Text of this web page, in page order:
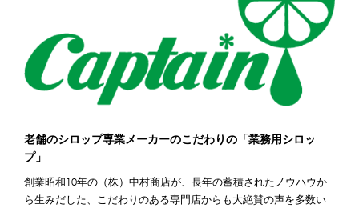
老舗のシロップ専業メーカーのこだわりの「業務用シロッ
プ」
創業昭和10年の（株）中村商店が、長年の蓄積されたノウハウか
ら生みだした、こだわりのある専門店からも大絶賛の声を多数い